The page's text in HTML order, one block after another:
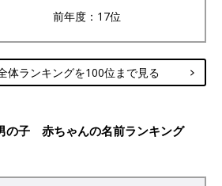
前年度：17位
体ランキングを100位まで見る
の子 赤ちゃんの名前ランキング